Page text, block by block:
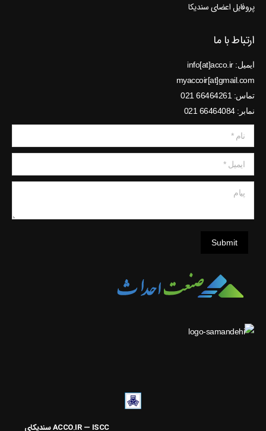
پروفایل اعضای سندیکا
ارتباط با ما
ایمیل: info[at]acco.ir
myaccoir[at]gmail.com
تماس: 66464261 021
نمابر: 66464084 021
نام *
ایمیل *
Submit
ACCO.IR — ISCC سنديکاي